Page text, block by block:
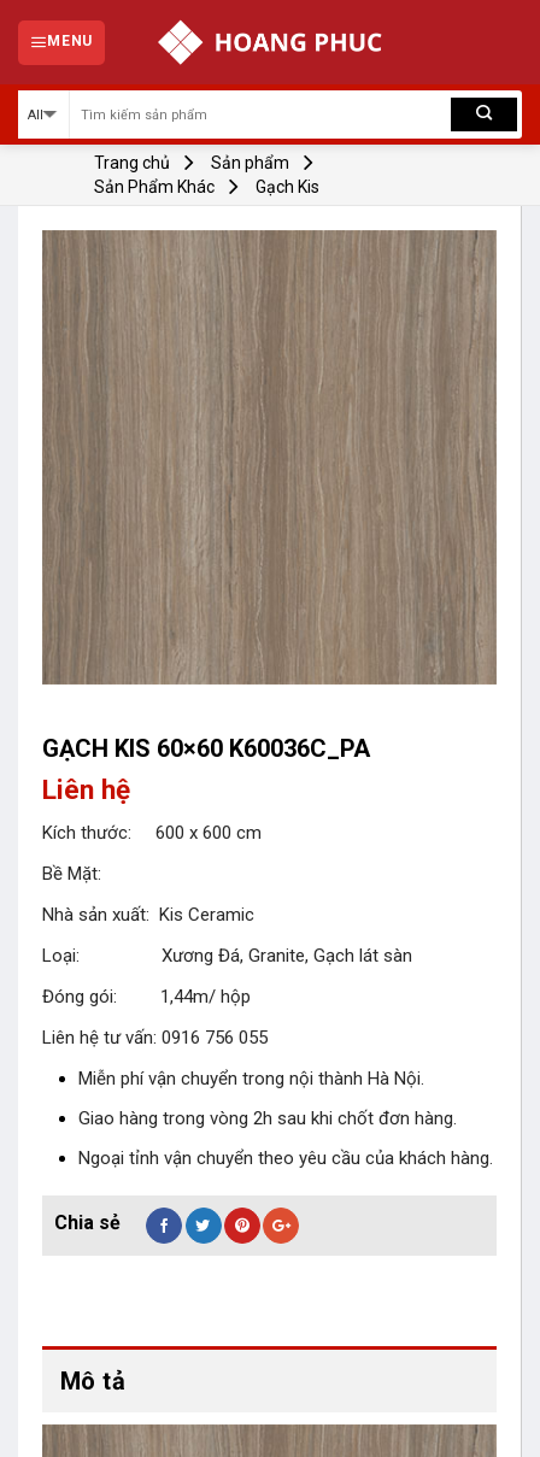
content
MENU
Trang chủ
Sản phẩm
Sản Phẩm Khác
Gạch Kis
GẠCH KIS 60×60 K60036C_PA
Liên hệ
Kích thước: 600 x 600 cm
Bề Mặt:
Nhà sản xuất: Kis Ceramic
Loại: Xương Đá, Granite, Gạch lát sàn
Đóng gói: 1,44m/ hộp
Liên hệ tư vấn: 0916 756 055
Miễn phí vận chuyển trong nội thành Hà Nội.
Giao hàng trong vòng 2h sau khi chốt đơn hàng.
Ngoại tỉnh vận chuyển theo yêu cầu của khách hàng.
Mô tả